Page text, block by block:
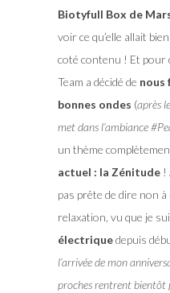
Biotyfull Box de
voir ce qu’elle allait
coté contenu ! Et pour
Team a décidé de nous
bonnes ondes (après
met dans l’ambiance
un thème
actuel : la Zénitude!
pas prête de dire non
relaxation, vu que je
électriquedepuis
l’arrivée de mon
proches rentrent bientôt